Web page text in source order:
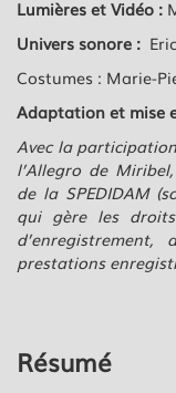
Lumières et Vidéo :
Univers sonore :
Costumes : Marie-
Adaptation et mise
Avec la
l’Allegro de
de la SPEDIDAM
qui gère les
prestations
Résumé